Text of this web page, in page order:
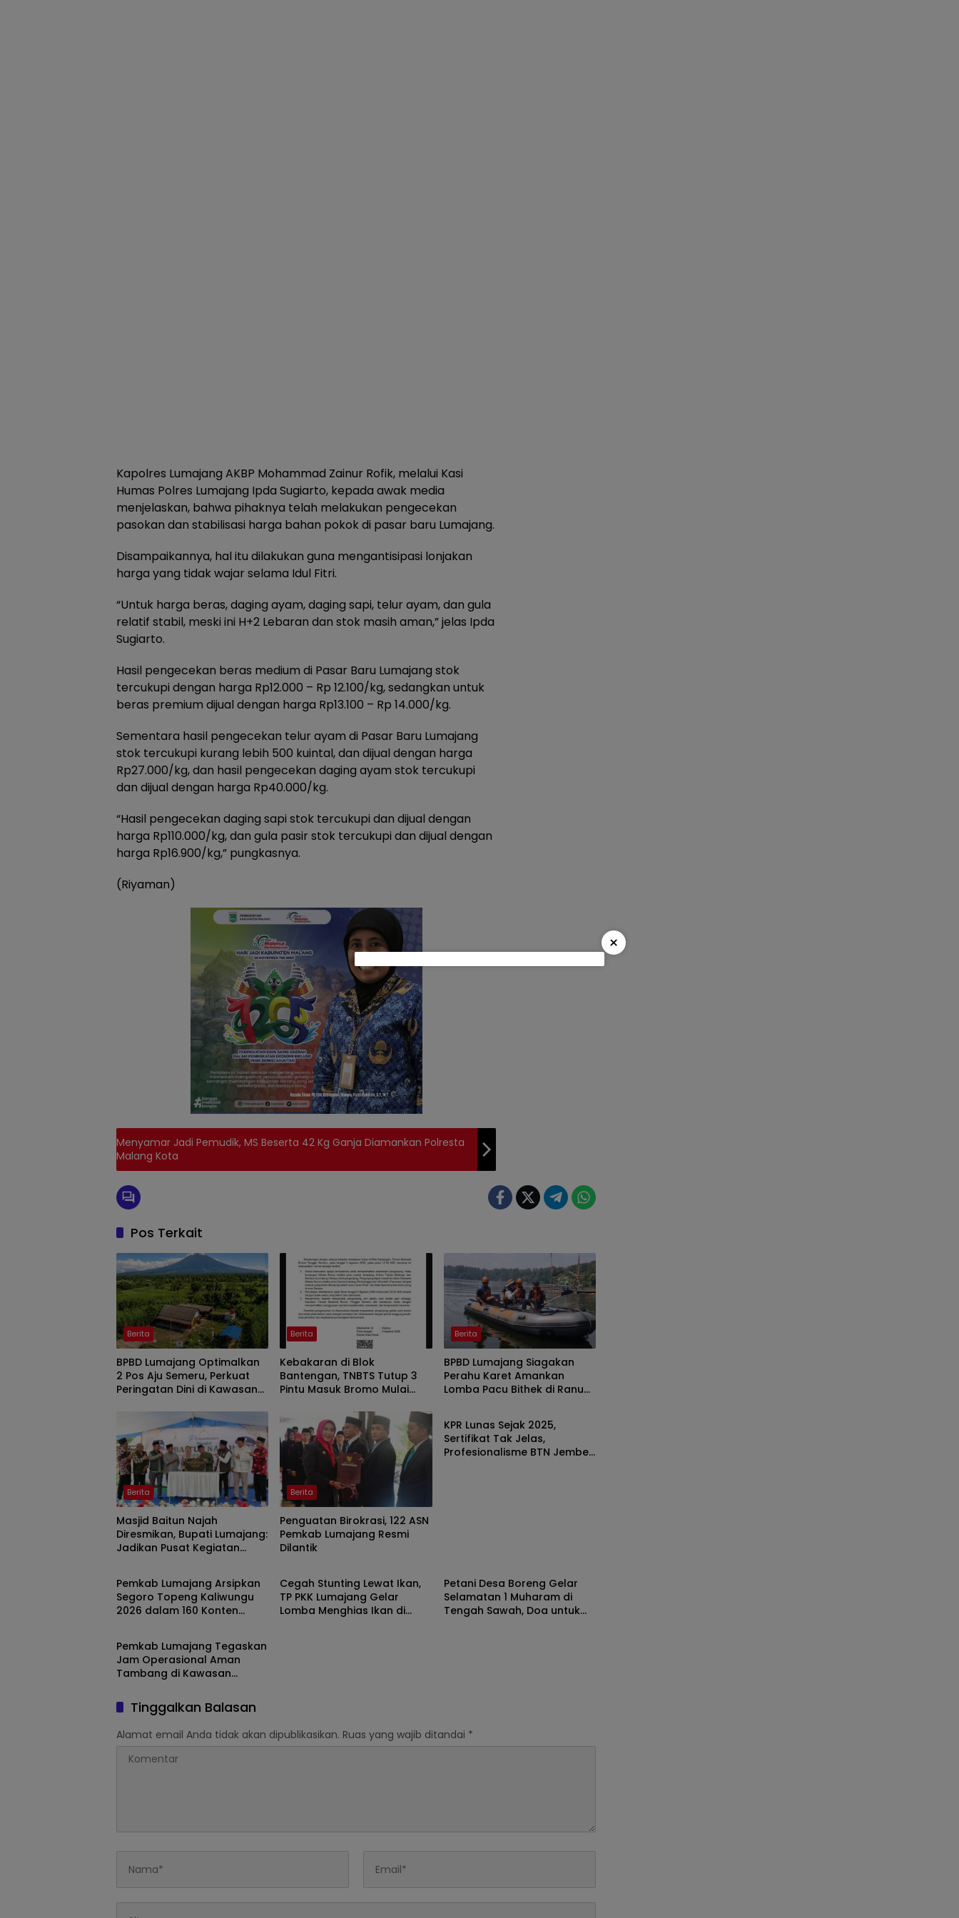
Kapolres Lumajang AKBP Mohammad Zainur Rofik, melalui Kasi
Humas Polres Lumajang Ipda Sugiarto, kepada awak media
menjelaskan, bahwa pihaknya telah melakukan pengecekan
pasokan dan stabilisasi harga bahan pokok di pasar baru Lumajang.
Disampaikannya, hal itu dilakukan guna mengantisipasi lonjakan
harga yang tidak wajar selama Idul Fitri.
“Untuk harga beras, daging ayam, daging sapi, telur ayam, dan gula
relatif stabil, meski ini H+2 Lebaran dan stok masih aman,” jelas Ipda
Sugiarto.
Hasil pengecekan beras medium di Pasar Baru Lumajang stok
tercukupi dengan harga Rp12.000 – Rp 12.100/kg, sedangkan untuk
beras premium dijual dengan harga Rp13.100 – Rp 14.000/kg.
Sementara hasil pengecekan telur ayam di Pasar Baru Lumajang
stok tercukupi kurang lebih 500 kuintal, dan dijual dengan harga
Rp27.000/kg, dan hasil pengecekan daging ayam stok tercukupi
dan dijual dengan harga Rp40.000/kg.
“Hasil pengecekan daging sapi stok tercukupi dan dijual dengan
harga Rp110.000/kg, dan gula pasir stok tercukupi dan dijual dengan
harga Rp16.900/kg,” pungkasnya.
(Riyaman)
Menyamar Jadi Pemudik, MS Beserta 42 Kg Ganja Diamankan Polresta
Malang Kota
Pos Terkait
Berita
BPBD Lumajang Optimalkan
2 Pos Aju Semeru, Perkuat
Peringatan Dini di Kawasan
Berita
Kebakaran di Blok
Bantengan, TNBTS Tutup 3
Pintu Masuk Bromo Mulai
Berita
BPBD Lumajang Siagakan
Perahu Karet Amankan
Lomba Pacu Bithek di Ranu
Berita
Masjid Baitun Najah
Diresmikan, Bupati Lumajang:
Jadikan Pusat Kegiatan
Berita
Penguatan Birokrasi, 122 ASN
Pemkab Lumajang Resmi
Dilantik
Berita
KPR Lunas Sejak 2025,
Sertifikat Tak Jelas,
Profesionalisme BTN Jember
Berita
Pemkab Lumajang Arsipkan
Segoro Topeng Kaliwungu
2026 dalam 160 Konten
Berita
Cegah Stunting Lewat Ikan,
TP PKK Lumajang Gelar
Lomba Menghias Ikan di
Petani Desa Boreng Gelar
Selamatan 1 Muharam di
Tengah Sawah, Doa untuk
Berita
Pemkab Lumajang Tegaskan
Jam Operasional Aman
Tambang di Kawasan
Tinggalkan Balasan
Alamat email Anda tidak akan dipublikasikan. Ruas yang wajib ditandai *
×